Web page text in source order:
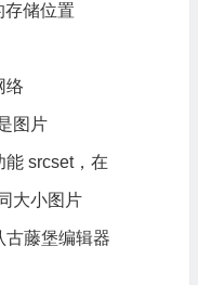
存储位置
络
图片
能 srcset，在
大小图片
古藤堡编辑器